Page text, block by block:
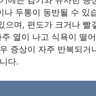
두통이 동반될 수 있
으며, 편도가 크거나 빨
열이 나고 식욕이 떨
증상이 자주 반복되거
다.